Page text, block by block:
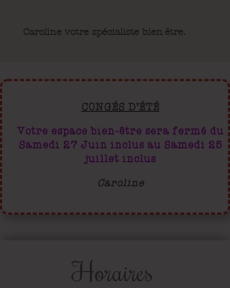
Caroline votre spécialiste bien-être.
CONGÉS D’ÉTÉ
Votre espace bien-être sera fermé du
Samedi 27 Juin inclus au Samedi 25
juillet inclus
Caroline
Horaires